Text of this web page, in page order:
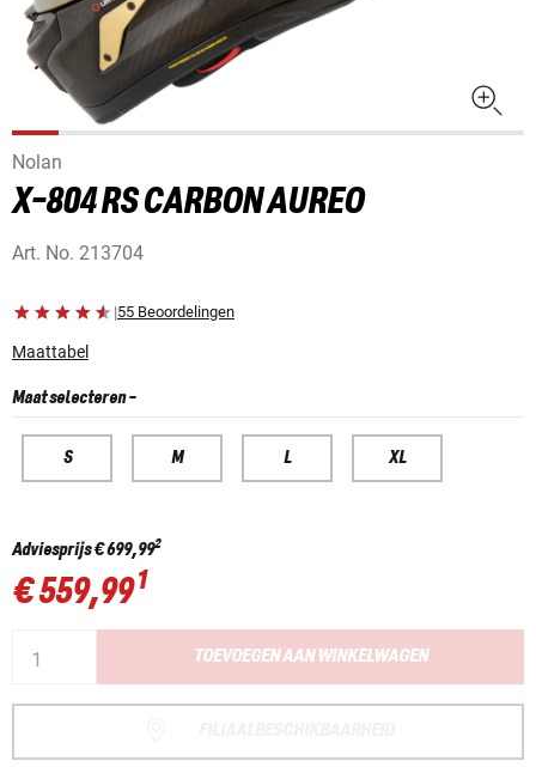
Nolan
X-804 RS CARBON AUREO
Art. No. 213704
|55 Beoordelingen
Maattabel
Maat selecteren-
S M L XL
Adviesprijs€ 699,992
€ 559,991
TOEVOEGEN AAN WINKELWAGEN